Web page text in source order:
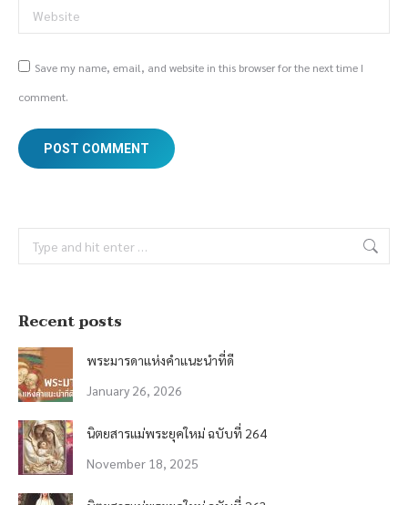
Website
Save my name, email, and website in this browser for the next time I
comment.
POST COMMENT
Search:
Recent posts
พระมารดาแห่งคำแนะนำที่ดี
January 26, 2026
นิตยสารแม่พระยุคใหม่ ฉบับที่ 264
November 18, 2025